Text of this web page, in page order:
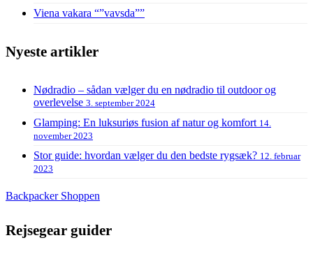
Viena vakara “”vavsda””
Nyeste artikler
Nødradio – sådan vælger du en nødradio til outdoor og
overlevelse 3. september 2024
Glamping: En luksuriøs fusion af natur og komfort 14.
november 2023
Stor guide: hvordan vælger du den bedste rygsæk? 12. februar
2023
Backpacker Shoppen
Rejsegear guider